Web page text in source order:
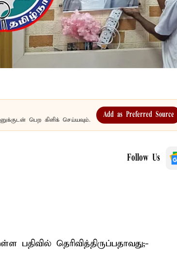
பெற கிளிக் செய்யவும்.
Add as Preferred Source
Follow Us
பதிவில் தெரிவித்திருப்பதாவது;-